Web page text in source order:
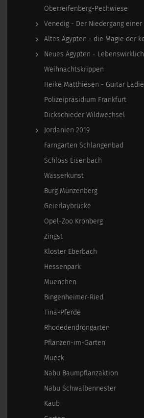
Oberreifenberg-Pechwiese
Altes Ägypten - die Magie der
Weihnachtskrippen
Heike Matthiesen - Guitar
Polizeipräsidium Frankfurt
Dickschieder Wildwechsel
Jordanien 2019
Farngarten Schlangenbad
Schloss Eisenbach
Wasserkunst
Burg Münzenberg
Geierlaybrücke
Opel-Zoo Kronberg
Zingst
Kloster Eberbach
Hessenpark
Muenchen
Bingenheimer-Ried
Tina-Pferde
Rhodedendrongarten
Pflanzen-im-Garten
Mueck
Nabu Baumpflanzaktion
Nabu Schwalbennester
Kaub